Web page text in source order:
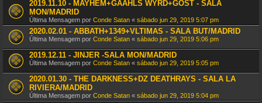
2019.11.10 - MAYHEM+GAAHLS WYRD+GOST - SALA
MON/MADRID
Última Mensagem por Conde Satan « sábado jun 29, 2019 5:07 pm
2020.02.01 - ABBATH+1349+VLTIMAS - SALA BUT/MADRID
Última Mensagem por Conde Satan « sábado jun 29, 2019 5:06 pm
2019.12.11 - JINJER -SALA MON/MADRID
Última Mensagem por Conde Satan « sábado jun 29, 2019 5:05 pm
2020.01.30 - THE DARKNESS+DZ DEATHRAYS - SALA LA
RIVIERA/MADRID
Última Mensagem por Conde Satan « sábado jun 29, 2019 5:04 pm